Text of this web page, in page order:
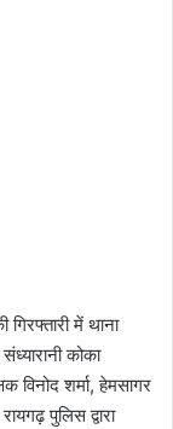
में थाना
कोका
विनोद शर्मा, हेमसागर
पुलिस द्वारा